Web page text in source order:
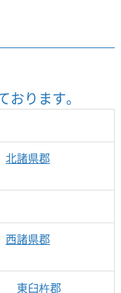
ります。
北諸県郡
西諸県郡
東臼杵郡